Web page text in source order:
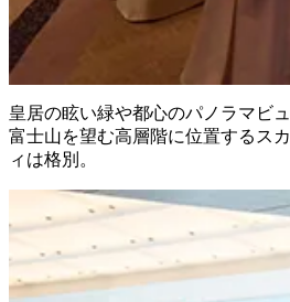
皇居の眩い緑や都心のパノラマビ
富士山を望む高層階に位置するス
ィは格別。